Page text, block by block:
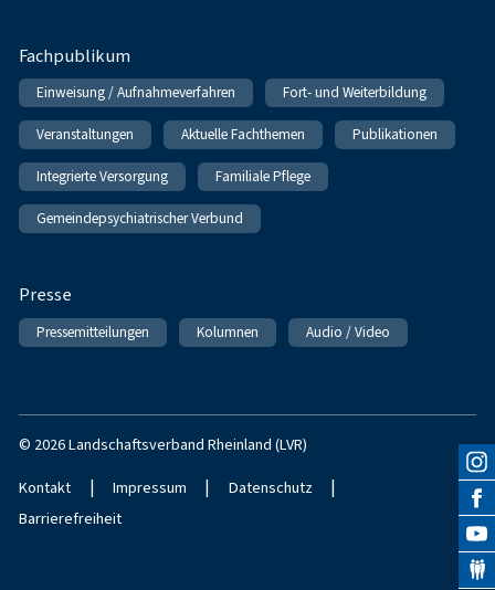
Fachpublikum
Einweisung / Aufnahmeverfahren Fort- und Weiterbildung
Veranstaltungen Aktuelle Fachthemen Publikationen
Integrierte Versorgung Familiale Pflege
Gemeindepsychiatrischer Verbund
Presse
Pressemitteilungen Kolumnen Audio / Video
© 2026 Landschaftsverband Rheinland (LVR)
Kontakt | Impressum | Datenschutz |
Barrierefreiheit